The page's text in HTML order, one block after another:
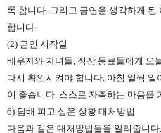
록 합니다. 그리고 금연을 생각하게
합니다.
(2) 금연 시작일
배우자와 자녀들, 직장 동료들에게 오
다시 확인시켜야 합니다. 아침 일찍
이 좋습니다. 스스로 자축하는 마음을
6) 담배 피고 싶은 상황 대처방법
다음과 같은 대처방법들을 알려줍니다.